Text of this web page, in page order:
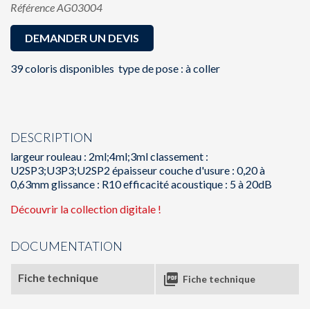
RéférenceAG03004
DEMANDER UN DEVIS
39 coloris disponibles type de pose : à coller
DESCRIPTION
largeur rouleau : 2ml;4ml;3ml classement :
U2SP3;U3P3;U2SP2 épaisseur couche d'usure : 0,20 à
0,63mm glissance : R10 efficacité acoustique : 5 à 20dB
Découvrir la collection digitale !
DOCUMENTATION
Fiche technique  Fiche technique